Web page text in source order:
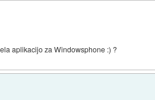
aplikacijo za Windowsphone :) ?